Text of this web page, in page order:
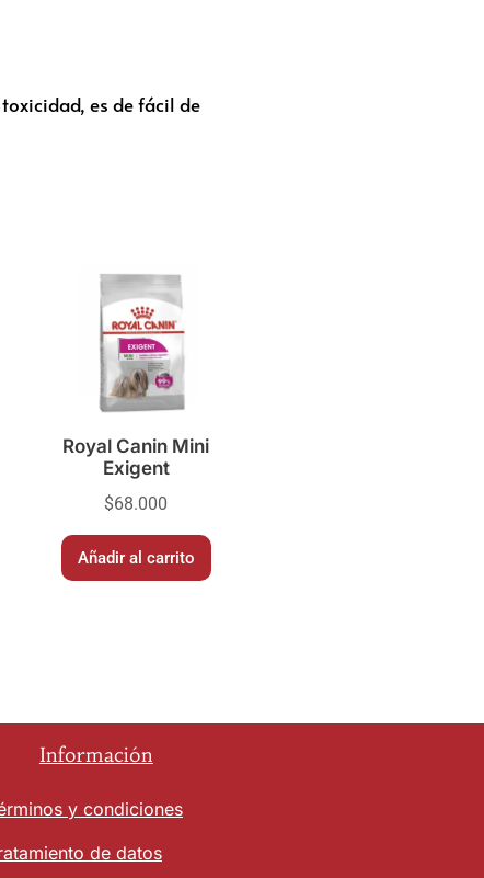
es de fácil de
Royal Canin Mini
Exigent
$68.000
Añadir al carrito
Información
y condiciones
de datos